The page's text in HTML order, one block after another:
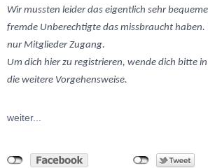
Wir mussten leiderdas eigentlich sehr
fremde Unberechtigte das missbraucht
nur Mitglieder Zugang.
Um dich hier zu registrieren, wende dich bitte
die weitere Vorgehensweise.
weiter...